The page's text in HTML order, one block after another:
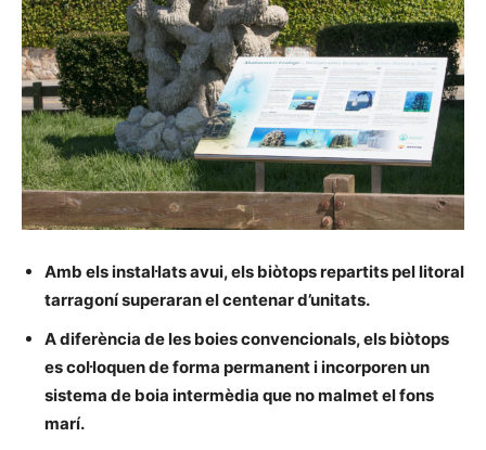
Amb els instal·lats avui, els biòtops repartits pel litoral
tarragoní superaran el centenar d’unitats.
A diferència de les boies convencionals, els biòtops
es col·loquen de forma permanent i incorporen un
sistema de boia intermèdia que no malmet el fons
marí.